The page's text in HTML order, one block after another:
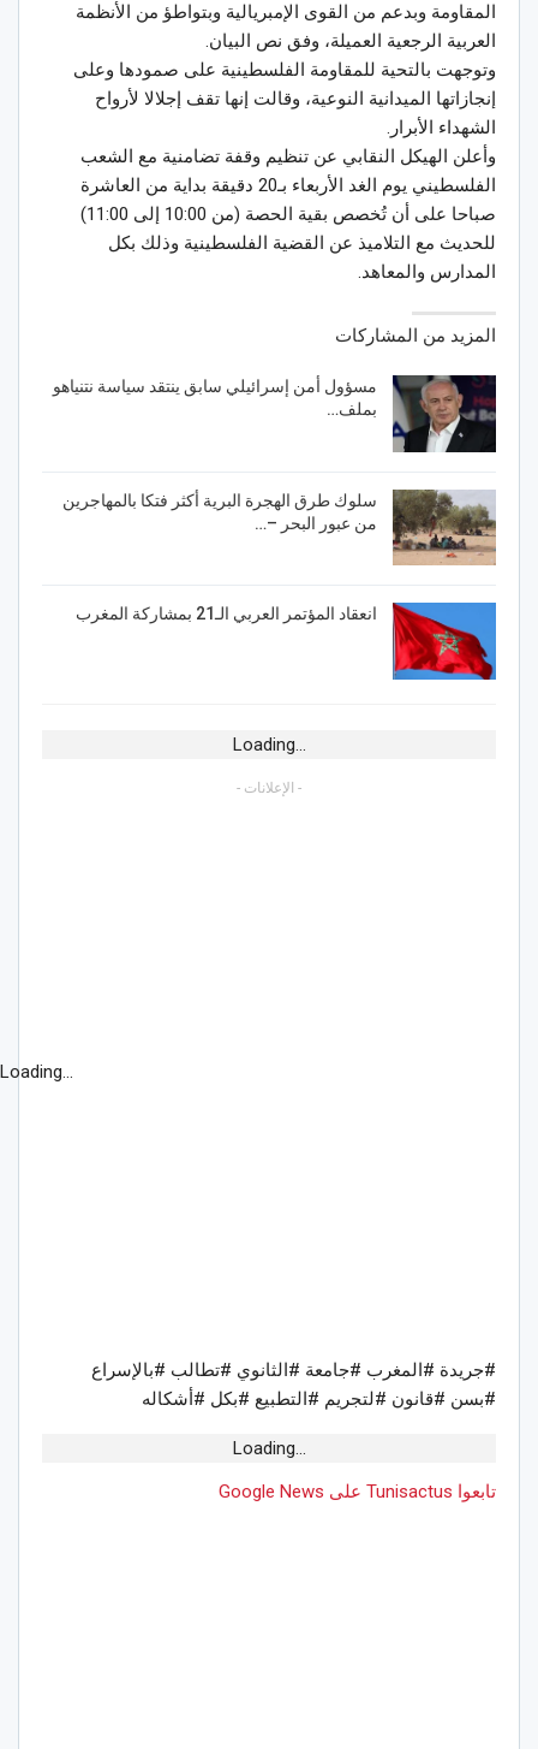
المقاومة وبدعم من القوى الإمبريالية وبتواطؤ من الأنظمة
العربية الرجعية العميلة، وفق نص البيان.
وتوجهت بالتحية للمقاومة الفلسطينية على صمودها وعلى
إنجازاتها الميدانية النوعية، وقالت إنها تقف إجلالا لأرواح
الشهداء الأبرار.
وأعلن الهيكل النقابي عن تنظيم وقفة تضامنية مع الشعب
الفلسطيني يوم الغد الأربعاء بـ20 دقيقة بداية من العاشرة
صباحا على أن تُخصص بقية الحصة (من 10:00 إلى 11:00)
للحديث مع التلاميذ عن القضية الفلسطينية وذلك بكل
المدارس والمعاهد.
المزيد من المشاركات
مسؤول أمن إسرائيلي سابق ينتقد سياسة نتنياهو
بملف…
سلوك طرق الهجرة البرية أكثر فتكا بالمهاجرين
من عبور البحر –…
انعقاد المؤتمر العربي الـ21 بمشاركة المغرب
Loading...
- الإعلانات -
Loading...
#جريدة #المغرب #جامعة #الثانوي #تطالب #بالإسراع
#بسن #قانون #لتجريم #التطبيع #بكل #أشكاله
Loading...
تابعوا Tunisactus على Google News